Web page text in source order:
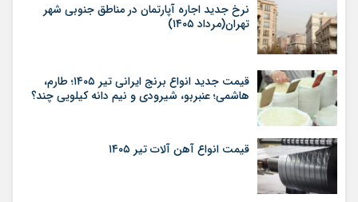
نرخ جدید اجاره آپارتمان در مناطق جنوبی شهر
تهران(مرداد ۱۴۰۵)
قیمت جدید انواع برنج ایرانی تیر ۱۴۰۵؛ طارم،
هاشمی؛ عنبربو، شیرودی و نیم دانه کیلویی چند؟
قیمت انواع آهن آلات تیر ۱۴۰۵